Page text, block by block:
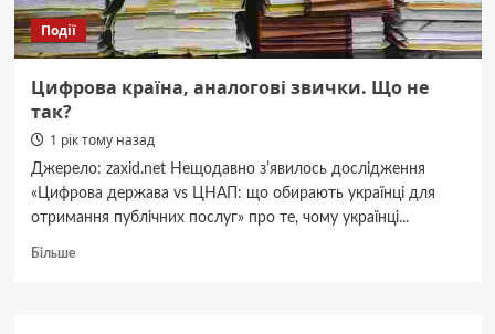
Події
Цифрова країна, аналогові звички. Що не
так?
1 рік тому назад
Джерело: zaxid.net Нещодавно зʼявилось дослідження
«Цифрова держава vs ЦНАП: що обирають українці для
отримання публічних послуг» про те, чому українці...
БільшеДокладніше